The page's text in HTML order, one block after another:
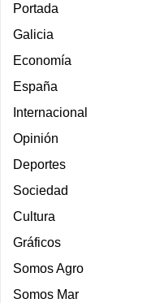
Portada
Galicia
Economía
España
Internacional
Opinión
Deportes
Sociedad
Cultura
Gráficos
Somos Agro
Somos Mar